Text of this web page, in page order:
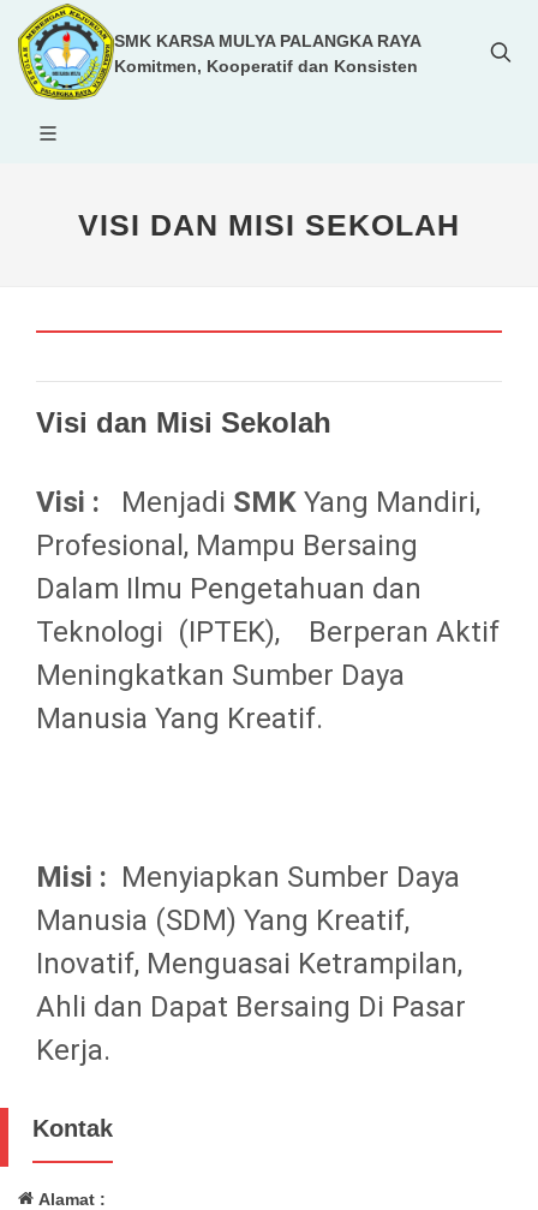
SMK KARSA MULYA PALANGKA RAYA
Komitmen, Kooperatif dan Konsisten
VISI DAN MISI SEKOLAH
Visi dan Misi Sekolah
Visi : Menjadi SMK Yang Mandiri,
Profesional, Mampu Bersaing
Dalam Ilmu Pengetahuan dan
Teknologi (IPTEK), Berperan Aktif
Meningkatkan Sumber Daya
Manusia Yang Kreatif.
Misi : Menyiapkan Sumber Daya
Manusia (SDM) Yang Kreatif,
Inovatif, Menguasai Ketrampilan,
Ahli dan Dapat Bersaing Di Pasar
Kerja.
Kontak
Alamat :